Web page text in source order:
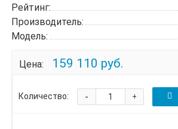
Рейтинг:
Производитель:
Модель:
Цена: 159 110 руб.
Количество: +
-